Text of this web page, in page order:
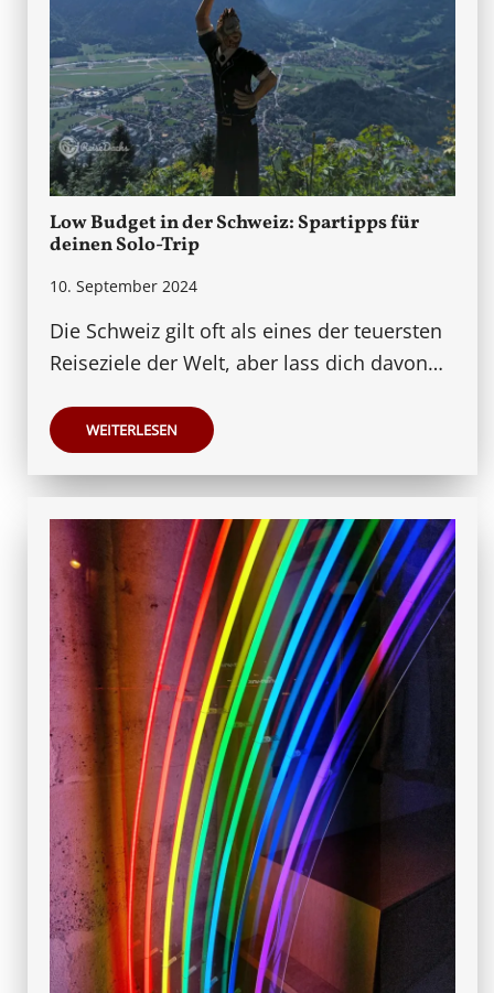
Low Budget in der Schweiz: Spartipps für
deinen Solo-Trip
10. September 2024
Die Schweiz gilt oft als eines der teuersten
Reiseziele der Welt, aber lass dich davon…
WEITERLESEN